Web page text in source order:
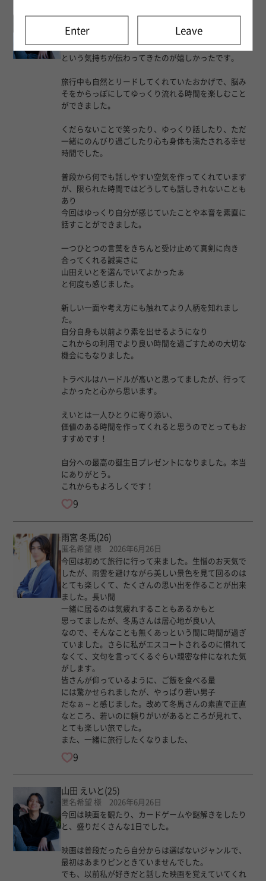
計画の段階から色々と提案してくれて一緒に楽しもう
という気持ちが伝わってきたのが嬉しかったです。
旅行中も自然とリードしてくれていたおかげで、脳み
そをからっぽにしてゆっくり流れる時間を楽しむこと
ができました。
くだらないことで笑ったり、ゆっくり話したり、ただ
一緒にのんびり過ごしたり心も身体も満たされる幸せ
時間でした。
普段から何でも話しやすい空気を作ってくれています
が、限られた時間ではどうしても話しきれないことも
あり
今回はゆっくり自分が感じていたことや本音を素直に
話すことができました。
一つひとつの言葉をきちんと受け止めて真剣に向き
合ってくれる誠実さに
山田えいとを選んでいてよかったぁ
と何度も感じました。
新しい一面や考え方にも触れてより人柄を知れまし
た。
自分自身も以前より素を出せるようになり
これからの利用でより良い時間を過ごすための大切な
機会にもなりました。
トラベルはハードルが高いと思ってましたが、行って
よかったと心から思います。
えいとは一人ひとりに寄り添い、
価値のある時間を作ってくれると思うのでとってもお
すすめです！
自分への最高の誕生日プレゼントになりました。本当
にありがとう。
これからもよろしくです！
9
雨宮 冬馬(26)
匿名希望 様 2026年6月26日
今回は初めて旅行に行って来ました。生憎のお天気で
したが、雨雲を避けながら美しい景色を見て回るのは
とても楽しくて、たくさんの思い出を作ることが出来
ました。長い間
一緒に居るのは気疲れすることもあるかもと
思ってましたが、冬馬さんは居心地が良い人
なので、そんなことも無くあっという間に時間が過ぎ
ていました。さらに私がエスコートされるのに慣れて
なくて、文句を言ってくるぐらい親密な仲になれた気
がします。
皆さんが仰っているように、ご飯を食べる量
には驚かせられましたが、やっぱり若い男子
だなぁ～と感じました。改めて冬馬さんの素直で正直
なところ、若いのに頼りがいがあるところが見れて、
とても楽しい旅でした。
また、一緒に旅行したくなりました、
9
山田 えいと (25)
匿名希望 様 2026年6月26日
今回は映画を観たり、カードゲームや謎解きをしたり
と、盛りだくさんな1日でした。
映画は普段だったら自分からは選ばないジャンルで、
最初はあまりピンときていませんでした。
でも、以前私が好きだと話した映画を覚えていてくれ
Enter Leave